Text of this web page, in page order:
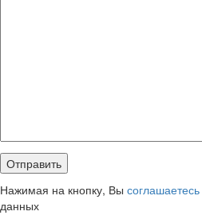
Нажимая на кнопку, Вы соглашаетесь
данных